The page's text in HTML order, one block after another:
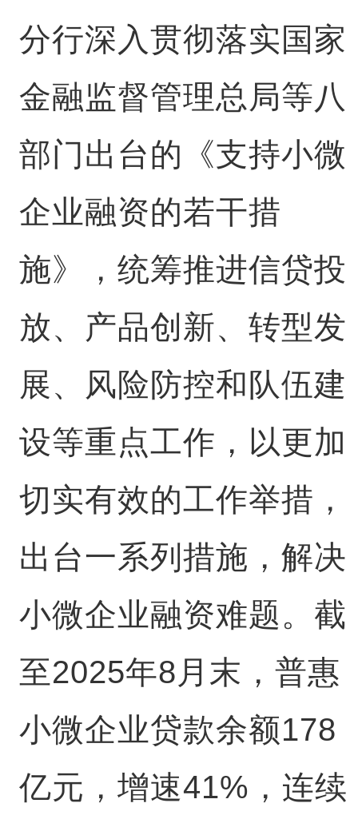
分行深入贯彻落实国家
金融监督管理总局等八
部门出台的《支持小微
企业融资的若干措
施》，统筹推进信贷投
放、产品创新、转型发
展、风险防控和队伍建
设等重点工作，以更加
切实有效的工作举措，
出台一系列措施，解决
小微企业融资难题。截
至2025年8月末，普惠
小微企业贷款余额178
亿元，增速41%，连续